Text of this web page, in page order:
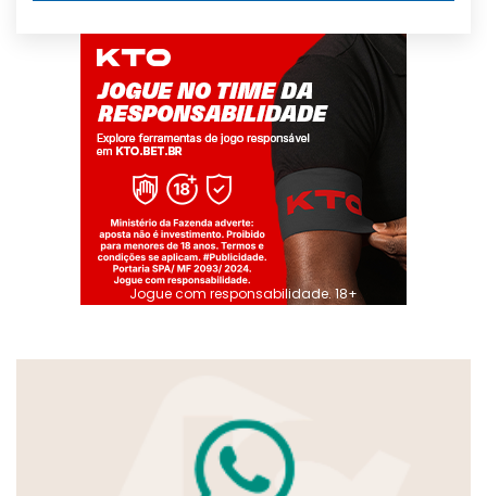
Jogue com responsabilidade. 18+